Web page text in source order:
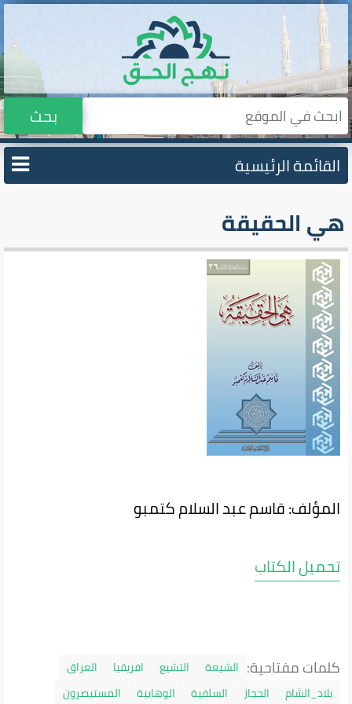
بحث
القائمة الرئيسية
هي الحقيقة
المؤلف: قاسم عبد السلام كتمبو
تحميل الكتاب
كلمات مفتاحية: الشيعة التشيع افريقيا
العراق
بلاد_الشام
الحجاز السلفية الوهابية المستبصرون